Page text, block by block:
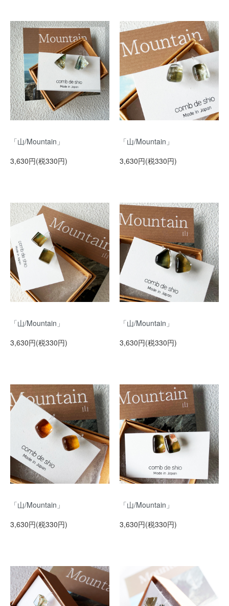
「山/Mountain」
3,630円(税330円)
「山/Mountain」
3,630円(税330円)
「山/Mountain」
3,630円(税330円)
「山/Mountain」
3,630円(税330円)
「山/Mountain」
3,630円(税330円)
「山/Mountain」
3,630円(税330円)